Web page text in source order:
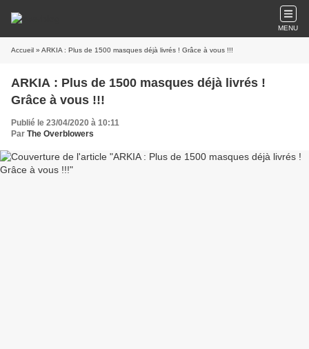
MENU
Accueil » ARKIA : Plus de 1500 masques déjà livrés ! Grâce à vous !!!
ARKIA : Plus de 1500 masques déjà livrés !
Grâce à vous !!!
Publié le 23/04/2020 à 10:11
Par The Overblowers